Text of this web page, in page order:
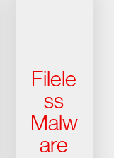
Filele
ss
Malw
are